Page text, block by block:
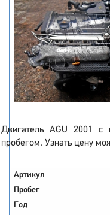
Двигатель AGU 2001 с
пробегом. Узнать цену
Артикул
Пробег
Год